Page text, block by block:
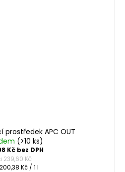
prostředek APC OUT
(>10 ks)
Kč bez DPH
239,60 Kč
Kč / 1 l